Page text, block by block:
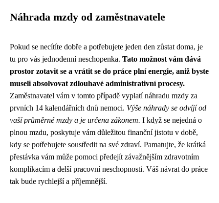
Náhrada mzdy od zaměstnavatele
Pokud se necítíte dobře a potřebujete jeden den zůstat doma, je
tu pro vás jednodenní neschopenka. Tato možnost vám dává
prostor zotavit se a vrátit se do práce plní energie, aniž byste
museli absolvovat zdlouhavé administrativní procesy.
Zaměstnavatel vám v tomto případě vyplatí náhradu mzdy za
prvních 14 kalendářních dnů nemoci. Výše náhrady se odvíjí od
vaší průměrné mzdy a je určena zákonem. I když se nejedná o
plnou mzdu, poskytuje vám důležitou finanční jistotu v době,
kdy se potřebujete soustředit na své zdraví. Pamatujte, že krátká
přestávka vám může pomoci předejít závažnějším zdravotním
komplikacím a delší pracovní neschopnosti. Váš návrat do práce
tak bude rychlejší a příjemnější.